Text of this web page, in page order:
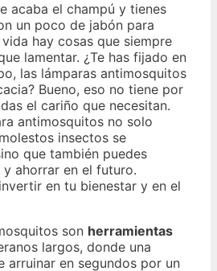
acaba el champú y tienes
un poco de jabón para
hay cosas que siempre
lamentar. ¿Te has fijado en
las lámparas antimosquitos
Bueno, eso no tiene por
el cariño que necesitan.
antimosquitos no solo
insectos se
que también puedes
ahorrar en el futuro.
en tu bienestar y en el
son herramientas
largos, donde una
arruinar en segundos por un